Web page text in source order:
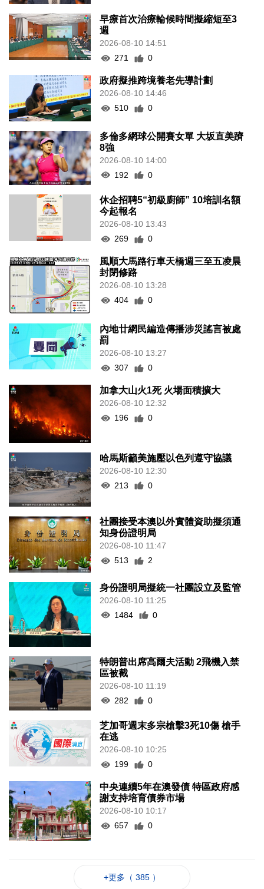
早療首次治療輪候時間擬縮短至3
週
2026-08-10 14:51
271
0
政府擬推跨境養老先導計劃
2026-08-10 14:46
510
0
多倫多網球公開賽女單 大坂直美躋
8強
2026-08-10 14:00
192
0
休企招聘5“初級廚師” 10培訓名額
今起報名
2026-08-10 13:43
269
0
風順大馬路行車天橋週三至五凌晨
封閉修路
2026-08-10 13:28
404
0
內地廿網民編造傳播涉災謠言被處
罰
2026-08-10 13:27
307
0
加拿大山火1死 火場面積擴大
2026-08-10 12:32
196
0
哈馬斯籲美施壓以色列遵守協議
2026-08-10 12:30
213
0
社團接受本澳以外實體資助擬須通
知身份證明局
2026-08-10 11:47
513
2
身份證明局擬統一社團設立及監管
2026-08-10 11:25
1484
0
特朗普出席高爾夫活動 2飛機入禁
區被截
2026-08-10 11:19
282
0
芝加哥週末多宗槍擊3死10傷 槍手
在逃
2026-08-10 10:25
199
0
中央連續5年在澳發債 特區政府感
謝支持培育債券市場
2026-08-10 10:17
657
0
+更多（ 385 ）